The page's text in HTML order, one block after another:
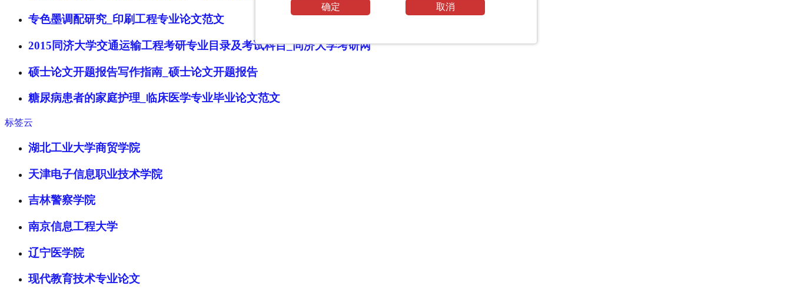
专色墨调配研究_印刷工程专业论文范文
2015同济大学交通运输工程考研专业目录及考试科目_同济大学考研网
硕士论文开题报告写作指南_硕士论文开题报告
糖尿病患者的家庭护理_临床医学专业毕业论文范文
标签云
湖北工业大学商贸学院
天津电子信息职业技术学院
吉林警察学院
南京信息工程大学
辽宁医学院
现代教育技术专业论文
确定 取消